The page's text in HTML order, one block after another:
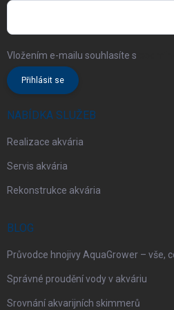
Vložením e-mailu souhlasíte s
Přihlásit se
NABÍDKA SLUŽEB
Realizace akvária
Servis akvária
Rekonstrukce akvária
BLOG
Průvodce hnojivy AquaGrower – vše,
Správné proudění vody v akváriu
Srovnání akvarijních skimmerů